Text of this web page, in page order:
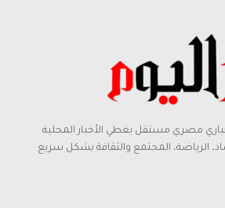
مصري مستقل يغطي الأخبار المحلية
الرياضة، المجتمع والثقافة بشكل سريع